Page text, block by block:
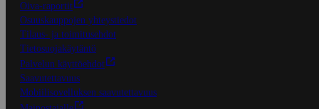
Oiva-raportit
Osuuskauppojen yhteystiedot
Tilaus- ja toimitusehdot
Tietosuojakäytäntö
Palvelun käyttöehdot
Saavutettavuus
Mobiilisovelluksen saavutettavuus